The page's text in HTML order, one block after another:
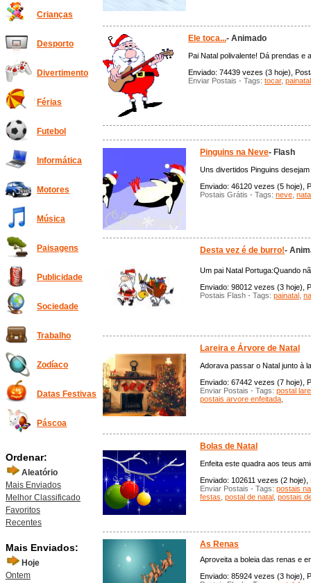
Crianças
Desporto
Divertimento
Férias
Futebol
Informática
Motores
Música
Paisagens
Publicidade
Sociedade
Trabalho
Zodíaco
Datas Festivas
Páscoa
Ordenar:
Aleatório
Mais Enviados
Melhor Classificado
Favoritos
Recentes
Mais Enviados:
Hoje
Ontem
Ele toca...- Animado
Pai Natal polivalente! Dá prendas e
Enviado: 74439 vezes (3 hoje),
Enviar Postais - Tags: tocar, painatal
Pinguins na Neve- Flash
Uns divertidos Pinguins
Enviado: 46120 vezes (5 hoje),
Postais Grátis - Tags: neve
Desta vez é de burro!-
Um pai Natal Portuga:Quando
Enviado: 98012 vezes (3 hoje),
Postais Flash - Tags: painatal
Lareira e Árvore de Natal
Adorava passar o Natal junto à
Enviado: 67442 vezes (7 hoje),
Enviar Postais - Tags: postal
postais arvore enfeitada
Bolas de Natal
Enfeita este quadra aos teus
Enviado: 102611 vezes (2
Enviar Postais - Tags: postais
festas postal de natal postais
As Renas
Aproveita a boleia das renas e
Enviado: 85924 vezes (3 hoje),